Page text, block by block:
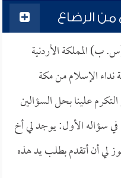
من الرضاع
ب) المملكة الأردنية
نداء الإسلام من مكة
علينا بحل السؤالين
سؤاله الأول: يوجد لي أخ
لي أن أتقدم بطلب يد هذه